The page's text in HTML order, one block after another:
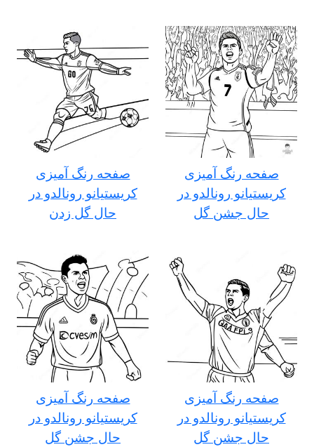
صفحه رنگ آمیزی
کریستیانو رونالدو در
حال گل زدن
صفحه رنگ آمیزی
کریستیانو رونالدو در
حال جشن گل
صفحه رنگ آمیزی
کریستیانو رونالدو در
حال جشن گل
صفحه رنگ آمیزی
کریستیانو رونالدو در
حال جشن گل